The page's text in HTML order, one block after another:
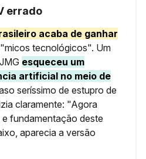
errado
acaba de ganhar
tecnológicos". Um
esqueceu um
artificial no meio de
seríssimo de estupro de
claramente: "Agora
fundamentação deste
aparecia a versão